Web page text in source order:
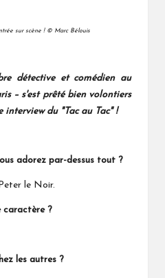
sur scène ! © Marc Bélouis
détective et comédien au
– s'est prêté bien volontiers
du "Tac au Tac" !
adorez par-dessus tout ?
le Noir.
caractère ?
les autres ?